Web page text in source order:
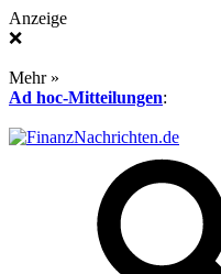
Anzeige
❌
Mehr »
Ad hoc-Mitteilungen: